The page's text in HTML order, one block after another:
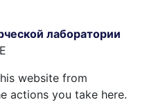
лаборатории
website from
actions you take here.